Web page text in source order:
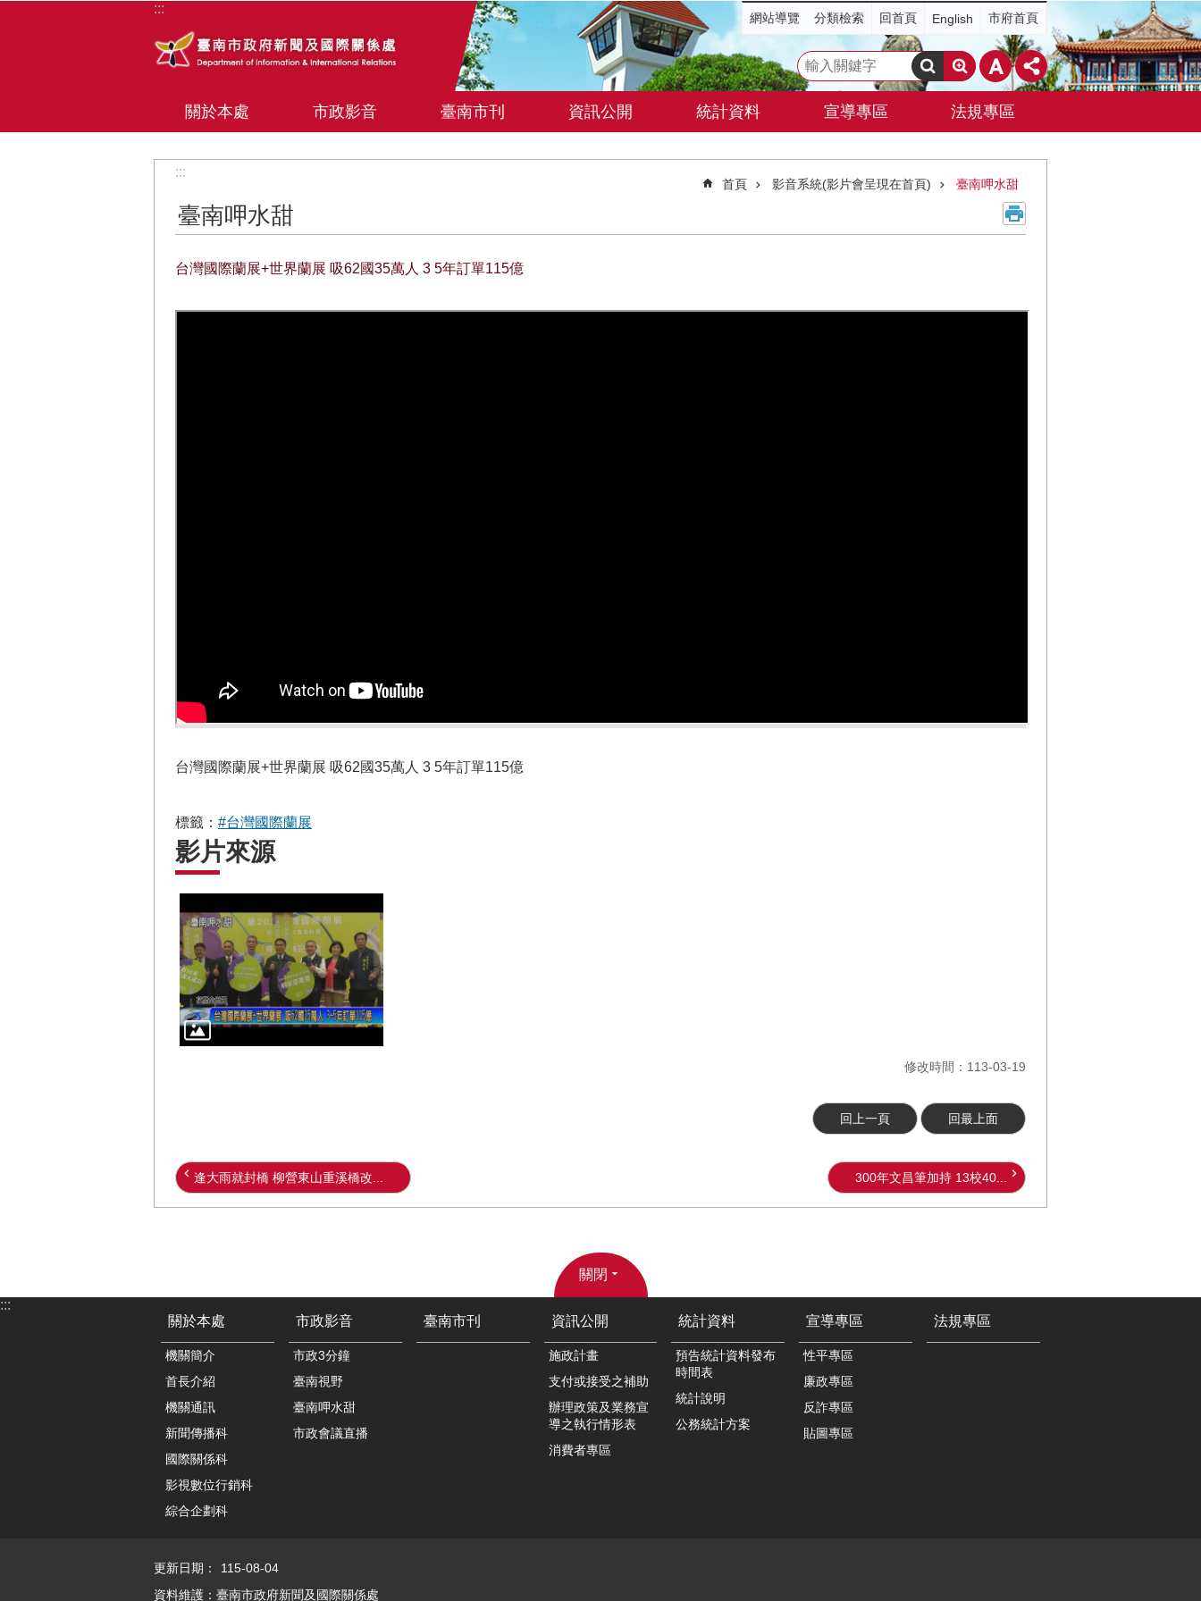
:::
網站導覽 分類檢索 回首頁 English 市府首頁
搜
尋
關於本處 市政影音 臺南市刊 資訊公開 統計資料 宣導專區 法規專區
:::
首頁 影音系統(影片會呈現在首頁) 臺南呷水甜
臺南呷水甜
台灣國際蘭展+世界蘭展 吸62國35萬人 3 5年訂單115億
台灣國際蘭展+世界蘭展 吸62國35萬人 3 5年訂單115億
標籤： #台灣國際蘭展
影片來源
修改時間：113-03-19
回上一頁 回最上面
逢大雨就封橋 柳營東山重溪橋改... 300年文昌筆加持 13校40...
關閉
:::
關於本處
機關簡介
首長介紹
機關通訊
新聞傳播科
國際關係科
影視數位行銷科
綜合企劃科
市政影音
市政3分鐘
臺南視野
臺南呷水甜
市政會議直播
臺南市刊 資訊公開
施政計畫
支付或接受之補助
辦理政策及業務宣
導之執行情形表
消費者專區
統計資料
預告統計資料發布
時間表
統計說明
公務統計方案
宣導專區
性平專區
廉政專區
反詐專區
貼圖專區
法規專區
更新日期：
115-08-04
資料維護：臺南市政府新聞及國際關係處